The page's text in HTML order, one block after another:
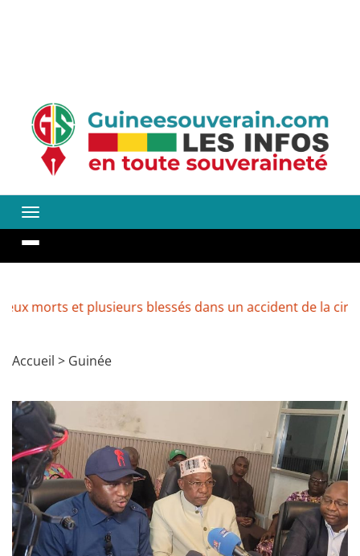
et plusieurs blessés dans un accident de la circulation
Accueil > Guinée